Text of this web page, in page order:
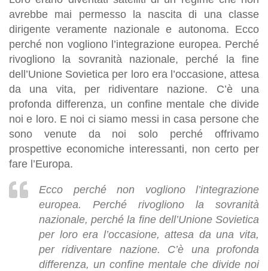
avrebbe mai permesso la nascita di una classe
dirigente veramente nazionale e autonoma. Ecco
perché non vogliono l’integrazione europea. Perché
rivogliono la sovranità nazionale, perché la fine
dell’Unione Sovietica per loro era l’occasione, attesa
da una vita, per ridiventare nazione. C’è una
profonda differenza, un confine mentale che divide
noi e loro. E noi ci siamo messi in casa persone che
sono venute da noi solo perché offrivamo
prospettive economiche interessanti, non certo per
fare l’Europa.
Ecco perché non vogliono l’integrazione
europea. Perché rivogliono la sovranità
nazionale, perché la fine dell’Unione Sovietica
per loro era l’occasione, attesa da una vita,
per ridiventare nazione. C’è una profonda
differenza, un confine mentale che divide noi